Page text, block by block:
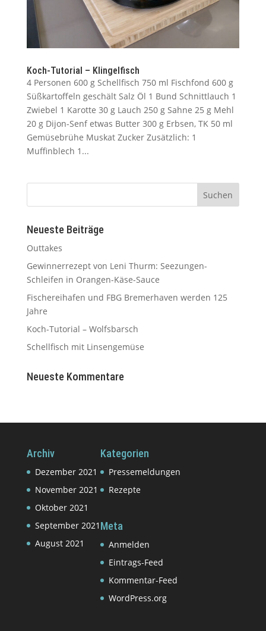
Koch-Tutorial – Klingelfisch
4 Personen 600 g Schellfisch 750 ml Fischfond 600 g
Süßkartoffeln geschält Salz Öl 1 Bund Schnittlauch 1
Zwiebel 1 Karotte 30 g Lauch 250 g Sahne 25 g Mehl
20 g Dijon-Senf etwas Butter 300 g Erbsen, TK 50 ml
Gemüsebrühe Muskat Zucker Zusätzlich: 1
Muffinblech 1...
Neueste Beiträge
Outtakes
Gewinnerrezept von Leni Thurm: Seezungen-
Schleifen in Orangen-Käse-Sauce
Fischereihafen und FBG Bremerhaven werden 125
Jahre
Koch-Tutorial – Wolfsbarsch
Schellfisch mit Linsengemüse
Neueste Kommentare
Archiv
Dezember 2021
November 2021
Oktober 2021
September 2021
August 2021
Kategorien
Pressemeldungen
Rezepte
Meta
Anmelden
Eintrags-Feed
Kommentar-Feed
WordPress.org